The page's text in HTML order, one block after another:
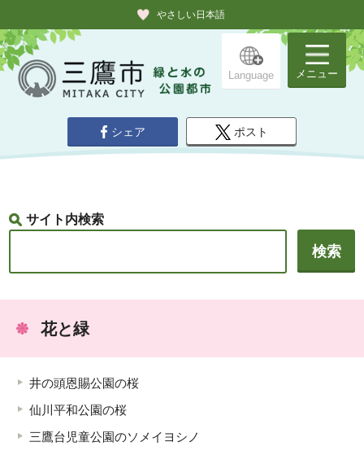
やさしい日本語
Language メニュー
シェア ポスト
サイト内検索
花と緑
井の頭恩賜公園の桜
仙川平和公園の桜
三鷹台児童公園のソメイヨシノ